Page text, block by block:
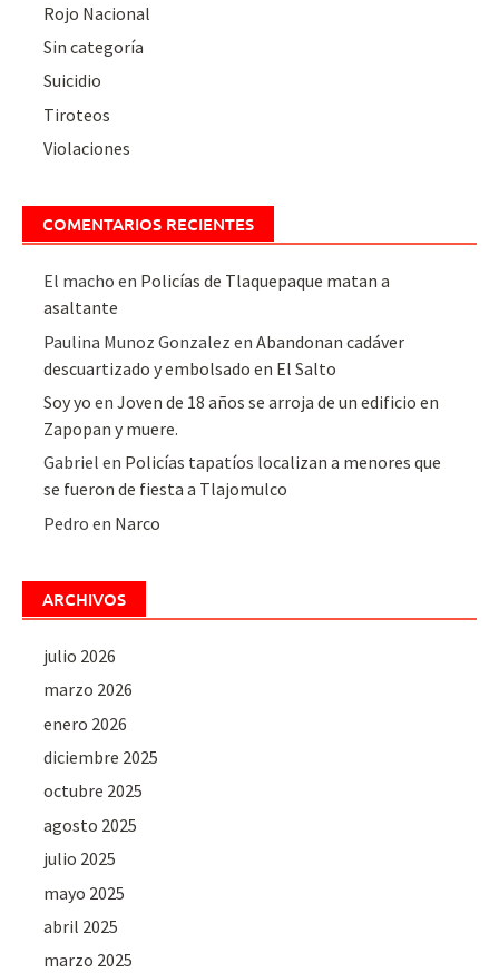
Rojo Nacional
Sin categoría
Suicidio
Tiroteos
Violaciones
COMENTARIOS RECIENTES
El macho en Policías de Tlaquepaque matan a
asaltante
Paulina Munoz Gonzalez enAbandonan cadáver
descuartizado y embolsado en El Salto
Soy yo enJoven de 18 años se arroja de un edificio en
Zapopan y muere.
Gabriel en Policías tapatíos localizan a menores que
se fueron de fiesta a Tlajomulco
Pedro en Narco
ARCHIVOS
julio 2026
marzo 2026
enero 2026
diciembre 2025
octubre 2025
agosto 2025
julio 2025
mayo 2025
abril 2025
marzo 2025